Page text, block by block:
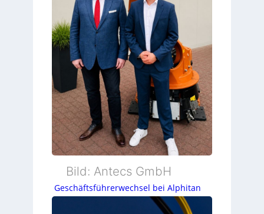
Bild: Antecs GmbH
Geschäftsführerwechsel bei Alphitan